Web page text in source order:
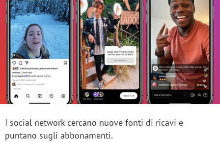
I social network cercano nuove fonti di ricavi e
puntano sugli abbonamenti.